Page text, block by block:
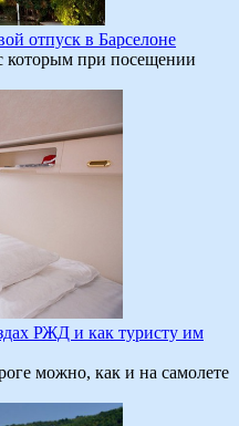
отпуск в Барселоне
которым при посещении
РЖД и как туристу им
можно, как и на самолете